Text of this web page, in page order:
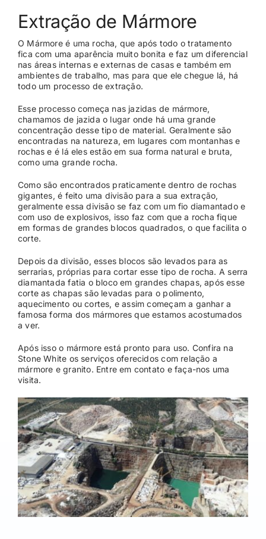
CONTATO
Extração de Mármore
O Mármore é uma rocha, que após todo o tratamento
fica com uma aparência muito bonita e faz um diferencial
nas áreas internas e externas de casas e também em
ambientes de trabalho, mas para que ele chegue lá, há
todo um processo de extração.
Esse processo começa nas jazidas de mármore,
chamamos de jazida o lugar onde há uma grande
concentração desse tipo de material. Geralmente são
encontradas na natureza, em lugares com montanhas e
rochas e é lá eles estão em sua forma natural e bruta,
como uma grande rocha.
Como são encontrados praticamente dentro de rochas
gigantes, é feito uma divisão para a sua extração,
geralmente essa divisão se faz com um fio diamantado e
com uso de explosivos, isso faz com que a rocha fique
em formas de grandes blocos quadrados, o que facilita o
corte.
Depois da divisão, esses blocos são levados para as
serrarias, próprias para cortar esse tipo de rocha. A serra
diamantada fatia o bloco em grandes chapas, após esse
corte as chapas são levadas para o polimento,
aquecimento ou cortes, e assim começam a ganhar a
famosa forma dos mármores que estamos acostumados
a ver.
Após isso o mármore está pronto para uso. Confira na
Stone White os serviços oferecidos com relação a
mármore e granito. Entre em contato e faça-nos uma
visita.